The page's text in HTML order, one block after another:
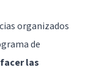
organizados
de
las